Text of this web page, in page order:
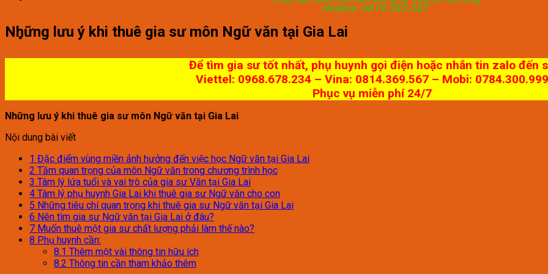
Hotline: 0814.369.567
GIA SƯ HỒNG ĐỨC
Những lưu ý khi thuê gia sư môn Ngữ văn tại Gia Lai
Để tìm gia sư tốt nhất, phụ huynh gọi điện hoặc nhắn tin zalo đến
Viettel: 0968.678.234 – Vina: 0814.369.567 – Mobi: 0784.300.999
Phục vụ miễn phí 24/7
Những lưu ý khi thuê gia sư môn Ngữ văn tại Gia Lai
Nội dung bài viết
1 Đặc điểm vùng miền ảnh hưởng đến việc học Ngữ văn tại Gia Lai
2 Tầm quan trọng của môn Ngữ văn trong chương trình học
3 Tâm lý lứa tuổi và vai trò của gia sư Văn tại Gia Lai
4 Tâm lý phụ huynh Gia Lai khi thuê gia sư Ngữ văn cho con
5 Những tiêu chí quan trọng khi thuê gia sư Ngữ văn tại Gia Lai
6 Nên tìm gia sư Ngữ văn tại Gia Lai ở đâu?
7 Muốn thuê một gia sư chất lượng phải làm thế nào?
8 Phụ huynh cần:
8.1 Thêm một vài thông tin hữu ích
8.2 Thông tin cần tham khảo thêm